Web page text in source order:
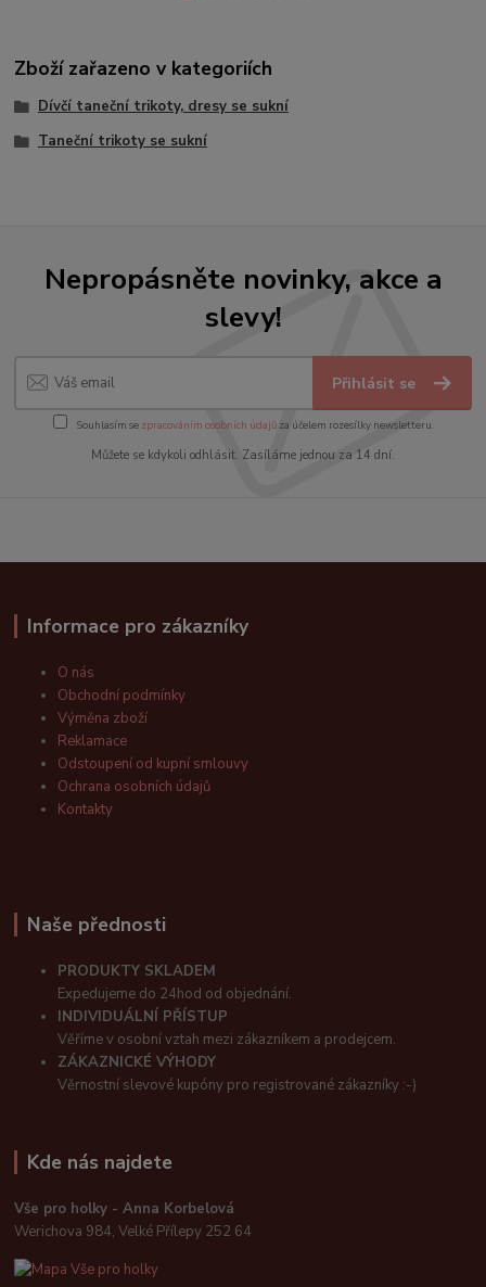
Zboží zařazeno v kategoriích
Dívčí taneční trikoty, dresy se sukní
Taneční trikoty se sukní
Nepropásněte novinky, akce a
slevy!
Přihlásit se
Souhlasím se zpracováním osobních údajůza účelem rozesílky newsletteru.
Můžete se kdykoli odhlásit. Zasíláme jednou za 14 dní.
Informace pro zákazníky
O nás
Obchodní podmínky
Výměna zboží
Reklamace
Odstoupení od kupní smlouvy
Ochrana osobních údajů
Kontakty
Naše přednosti
PRODUKTY SKLADEM
Expedujeme do 24hod od objednání.
INDIVIDUÁLNÍ PŘÍSTUP
Věříme v osobní vztah mezi zákazníkem a prodejcem.
ZÁKAZNICKÉ VÝHODY
Věrnostní slevové kupóny pro registrované zákazníky :-)
Kde nás najdete
Vše pro holky - Anna Korbelová
Werichova 984, Velké Přílepy 252 64